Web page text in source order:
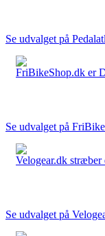
Se udvalget på
FriBikeShop.dk er
Se udvalget på
Velogear.dk
Se udvalget på